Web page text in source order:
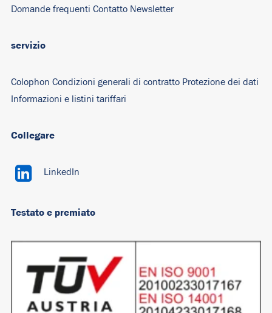
servizio
Colophon Condizioni generali di contratto Protezione dei dati
Informazioni e listini tariffari
Domande frequenti Contatto Newsletter
Collegare
LinkedIn
Testato e premiato